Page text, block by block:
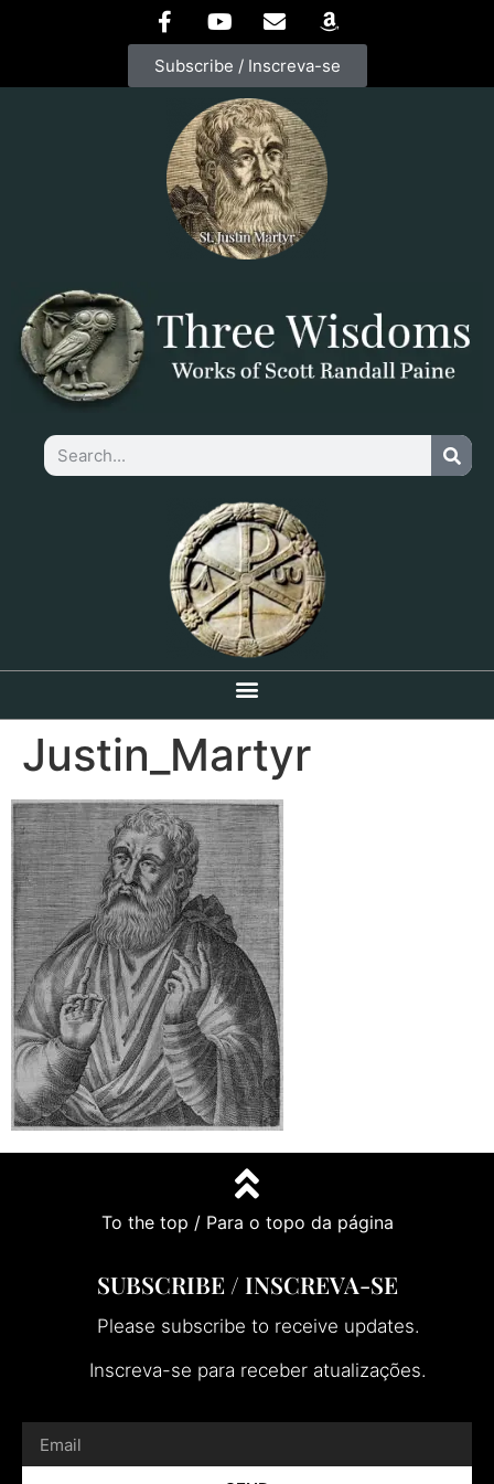
Subscribe / Inscreva-se
Justin_Martyr
To the top / Para o topo da página
SUBSCRIBE / INSCREVA-SE
Please subscribe to receive updates.
Inscreva-se para receber atualizações.